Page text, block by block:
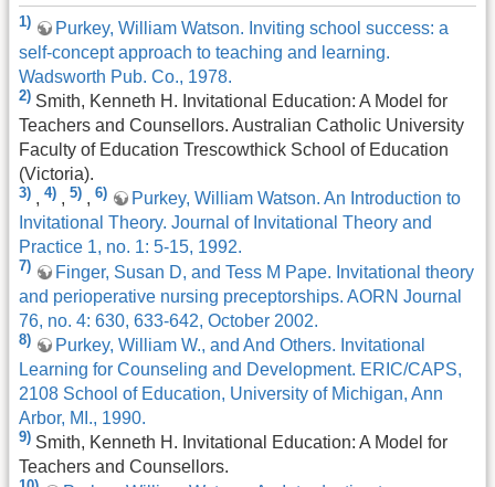
1)
Purkey, William Watson. Inviting school success: a
self-concept approach to teaching and learning.
Wadsworth Pub. Co., 1978.
2) Smith, Kenneth H. Invitational Education: A Model for
Teachers and Counsellors. Australian Catholic University
Faculty of Education Trescowthick School of Education
(Victoria).
3) , 4) , 5) , 6)
Purkey, William Watson. An Introduction to
Invitational Theory. Journal of Invitational Theory and
Practice 1, no. 1: 5-15, 1992.
7)
Finger, Susan D, and Tess M Pape. Invitational theory
and perioperative nursing preceptorships. AORN Journal
76, no. 4: 630, 633-642, October 2002.
8)
Purkey, William W., and And Others. Invitational
Learning for Counseling and Development. ERIC/CAPS,
2108 School of Education, University of Michigan, Ann
Arbor, MI., 1990.
9) Smith, Kenneth H. Invitational Education: A Model for
Teachers and Counsellors.